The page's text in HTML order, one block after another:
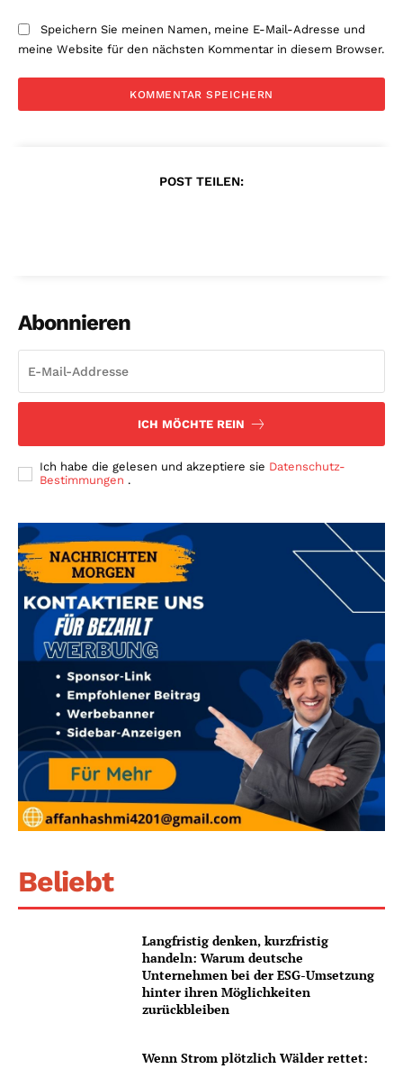
Speichern Sie meinen Namen, meine E-Mail-Adresse und
meine Website für den nächsten Kommentar in diesem Browser.
POST TEILEN:
Abonnieren
ICH MÖCHTE REIN
Ich habe die gelesen und akzeptiere sie Datenschutz-
Bestimmungen .
Beliebt
Langfristig denken, kurzfristig
handeln: Warum deutsche
Unternehmen bei der ESG-Umsetzung
hinter ihren Möglichkeiten
zurückbleiben
Wenn Strom plötzlich Wälder rettet: